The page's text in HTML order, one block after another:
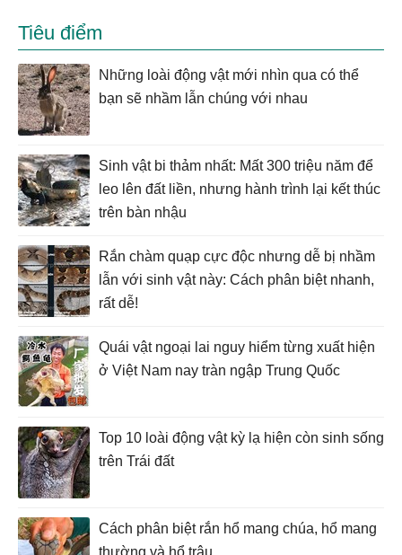
Tiêu điểm
Những loài động vật mới nhìn qua có thể
bạn sẽ nhầm lẫn chúng với nhau
Sinh vật bi thảm nhất: Mất 300 triệu năm để
leo lên đất liền, nhưng hành trình lại kết thúc
trên bàn nhậu
Rắn chàm quạp cực độc nhưng dễ bị nhầm
lẫn với sinh vật này: Cách phân biệt nhanh,
rất dễ!
Quái vật ngoại lai nguy hiểm từng xuất hiện
ở Việt Nam nay tràn ngập Trung Quốc
Top 10 loài động vật kỳ lạ hiện còn sinh sống
trên Trái đất
Cách phân biệt rắn hổ mang chúa, hổ mang
thường và hổ trâu